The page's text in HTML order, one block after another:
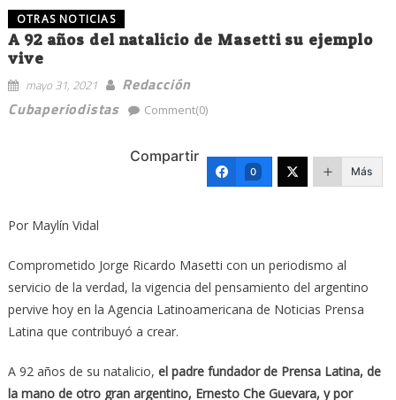
OTRAS NOTICIAS
A 92 años del natalicio de Masetti su ejemplo
vive
mayo 31, 2021
Redacción
Cubaperiodistas
Comment(0)
Compartir
0 Más
Por Maylín Vidal
Comprometido Jorge Ricardo Masetti con un periodismo al
servicio de la verdad, la vigencia del pensamiento del argentino
pervive hoy en la Agencia Latinoamericana de Noticias Prensa
Latina que contribuyó a crear.
A 92 años de su natalicio, el padre fundador de Prensa Latina, de
la mano de otro gran argentino, Ernesto Che Guevara, y por